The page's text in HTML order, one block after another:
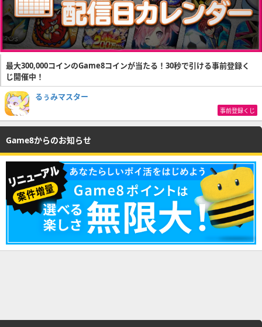
最大300,000コインのGame8コインが当たる！30秒で引ける事前登録く
じ開催中！
るぅみマスター
事前登録くじ
Game8からのお知らせ